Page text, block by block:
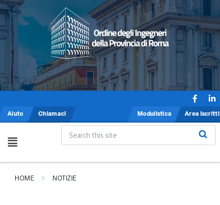
Aiuto Chiamaci Modulistica Area iscritti
HOME NOTIZIE